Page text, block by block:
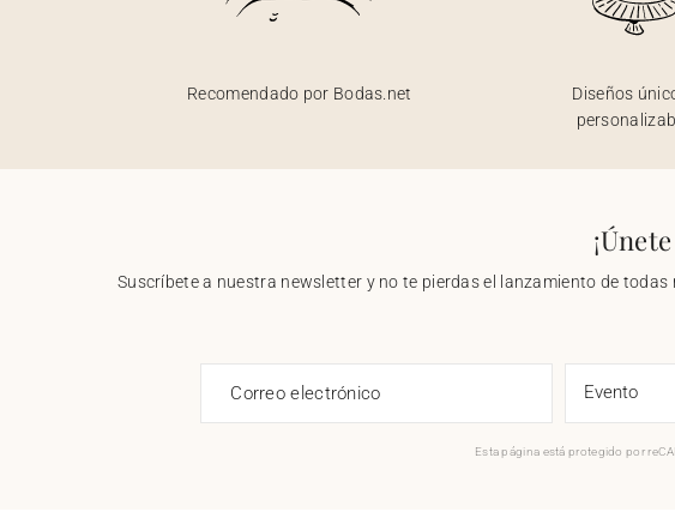
Recomendado por Bodas.net
Diseños
Suscríbete a nuestra newsletter y no te pierdas el lanzamiento de
Correo electrónico
Esta página está protegido por